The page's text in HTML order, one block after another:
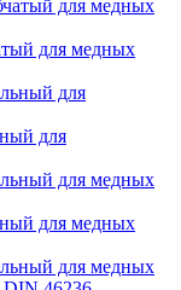
для медных
для
для медных